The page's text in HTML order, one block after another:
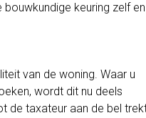
keuring zelf en
van de woning. Waar u
wordt dit nu deels
de taxateur aan de bel